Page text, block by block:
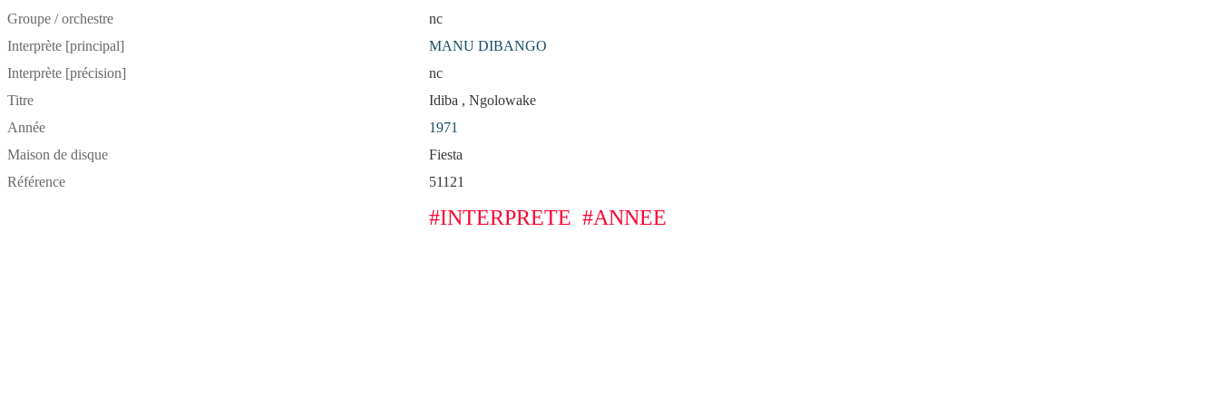
Groupe / orchestre
nc
Interprète [principal]
MANU DIBANGO
Interprète [précision]
nc
Titre
Idiba , Ngolowake
Année
1971
Maison de disque
Fiesta
Référence
51121
#INTERPRETE #ANNEE